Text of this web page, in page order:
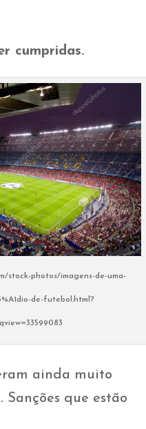
cumpridas.
stock-photos/imagens-de-uma-
de-futebol.html?
ainda muito
que estão